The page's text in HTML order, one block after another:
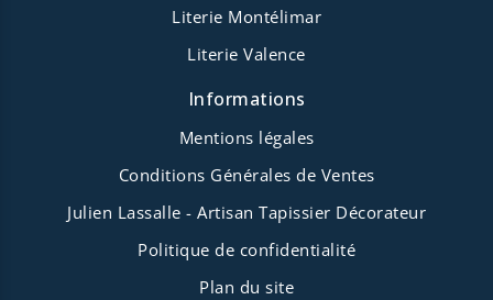
Literie Montélimar
Literie Valence
Informations
Mentions légales
Conditions Générales de Ventes
Julien Lassalle - Artisan Tapissier Décorateur
Politique de confidentialité
Plan du site